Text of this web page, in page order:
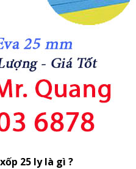
25 ly là gì ?